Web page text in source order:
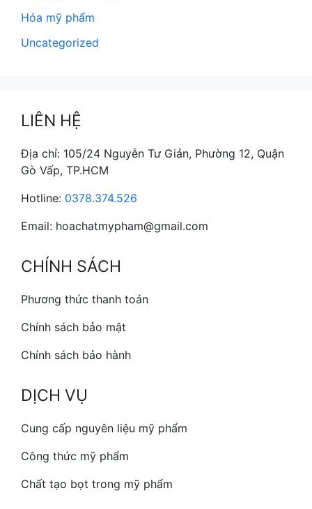
Hóa mỹ phẩm
Uncategorized
LIÊN HỆ
Địa chỉ: 105/24 Nguyễn Tư Giản, Phường 12, Quận
Gò Vấp, TP.HCM
Hotline: 0378.374.526
Email: hoachatmypham@gmail.com
CHÍNH SÁCH
Phương thức thanh toán
Chính sách bảo mật
Chính sách bảo hành
DỊCH VỤ
Cung cấp nguyên liệu mỹ phẩm
Công thức mỹ phẩm
Chất tạo bọt trong mỹ phẩm